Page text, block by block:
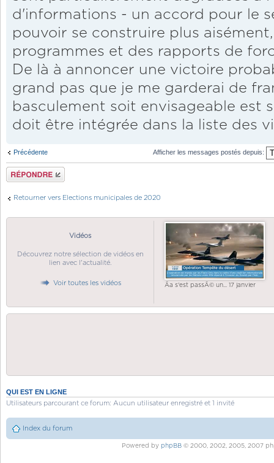
d'informations - un accord pour le
pouvoir se construire plus
programmes et des rapports de
De là à annoncer une victoire
grand pas que je me garderai de
basculement soit envisageable est
doit être intégrée dans la liste des
Précédente Afficher les messages postés depuis:
Répondre
Retourner vers Elections municipales de 2020
Vidéos
Découvrez notre sélection de vidéos en
lien avec l'actualité.
Voir toutes les vidéos Ãa s'est passÃ© un... 17 janvier
QUI EST EN LIGNE
Utilisateurs parcourant ce forum: Aucun utilisateur enregistré et 1 invité
Index du forum
Powered by phpBB© 2000, 2002, 2005, 2007